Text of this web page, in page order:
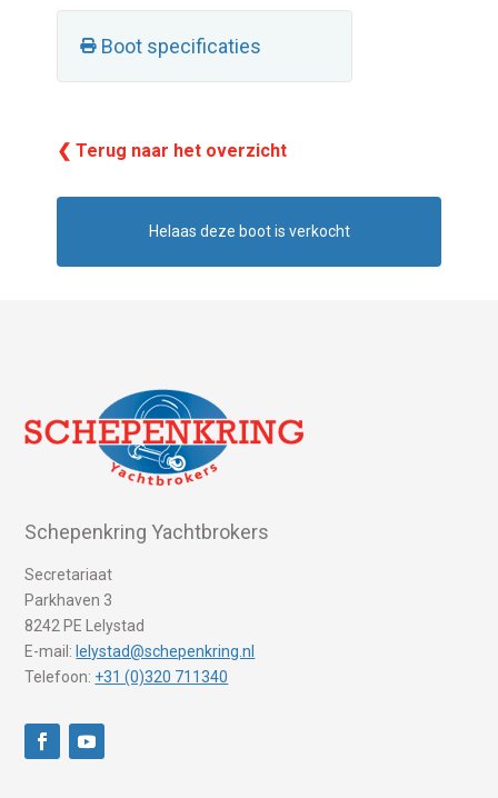
Boot specificaties
❮ Terug naar het overzicht
Helaas deze boot is verkocht
Schepenkring Yachtbrokers
Secretariaat
Parkhaven 3
8242 PE Lelystad
E-mail: lelystad@schepenkring.nl
Telefoon: +31 (0)320 711340